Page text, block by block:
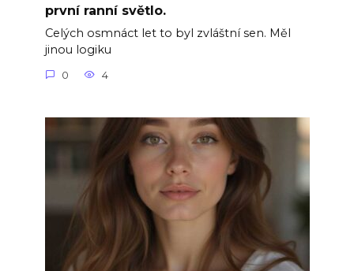
první ranní světlo.
Celých osmnáct let to byl zvláštní sen. Měl
jinou logiku
0 4